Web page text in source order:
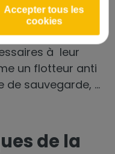
à leur
un flotteur anti
sauvegarde, ...
de la
Accepter tous les
cookies